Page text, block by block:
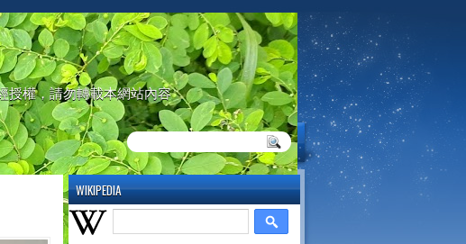
授權，請勿轉載本網站內容
WIKIPEDIA